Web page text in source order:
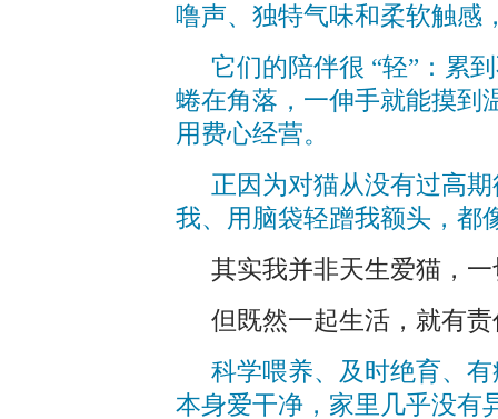
噜声、独特气味和柔软触感
它们的陪伴很 “轻”：累
蜷在角落，一伸手就能摸到
用费心经营。
正因为对猫从没有过高
我、用脑袋轻蹭我额头，都
其实我并非天生爱猫，
但既然一起生活，就有
科学喂养、及时绝育、
本身爱干净，家里几乎没有